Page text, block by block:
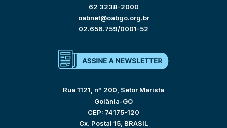
62 3238-2000
oabnet@oabgo.org.br
02.656.759/0001-52
Rua 1121, nº 200, Setor Marista
Goiânia-GO
CEP: 74175-120
Cx. Postal 15, BRASIL